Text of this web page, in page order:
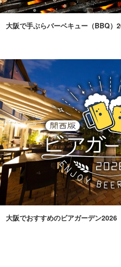
大阪で手ぶらバーベキュー（BBQ）
大阪でおすすめのビアガーデン2026